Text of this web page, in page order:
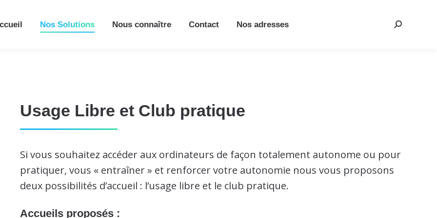
Nos Solutions Nous connaître Contact Nos adresses
Recherche
Usage Libre et Club pratique
Si vous souhaitez accéder aux ordinateurs de façon totalement autonome ou pour
pratiquer, vous « entraîner » et renforcer votre autonomie nous vous proposons
deux possibilités d’accueil : l’usage libre et le club pratique.
Accueils proposés :